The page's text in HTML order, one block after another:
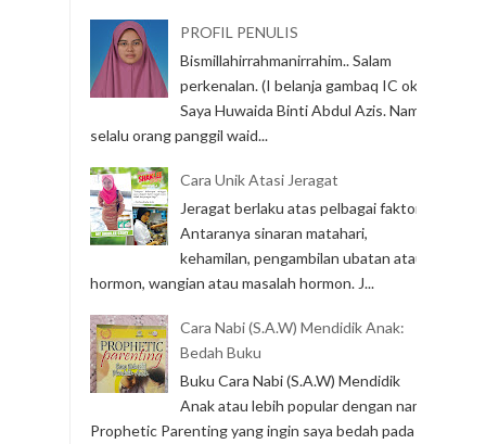
PROFIL PENULIS
Bismillahirrahmanirrahim.. Salam
perkenalan. (I belanja gambaq IC ok)
Saya Huwaida Binti Abdul Azis. Nama
selalu orang panggil waid...
Cara Unik Atasi Jeragat
Jeragat berlaku atas pelbagai faktor.
Antaranya sinaran matahari,
kehamilan, pengambilan ubatan atau
hormon, wangian atau masalah hormon. J...
Cara Nabi (S.A.W) Mendidik Anak:
Bedah Buku
Buku Cara Nabi (S.A.W) Mendidik
Anak atau lebih popular dengan nama
Prophetic Parenting yang ingin saya bedah pada